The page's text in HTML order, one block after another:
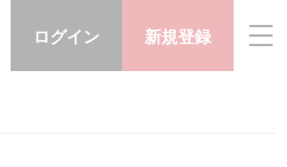
ログイン 新規登録